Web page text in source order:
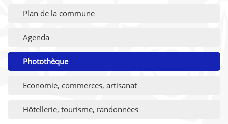
Plan de la commune
Agenda
Photothèque
Economie, commerces, artisanat
Hôtellerie, tourisme, randonnées